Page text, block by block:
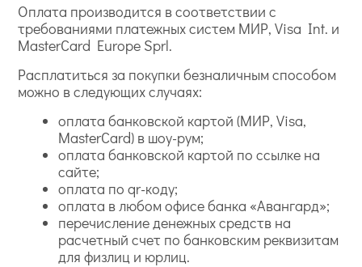
Оплата производится в соответствии с
требованиями платежных систем МИР, Visa Int. и
MasterCard Europe Sprl.
Расплатиться за покупки безналичным способом
можно в следующих случаях:
оплата банковской картой (МИР, Visa,
MasterCard) в шоу-рум;
оплата банковской картой по ссылке на
сайте;
оплата по qr-коду;
оплата в любом офисе банка «Авангард»;
перечисление денежных средств на
расчетный счет по банковским реквизитам
для физлиц и юрлиц.